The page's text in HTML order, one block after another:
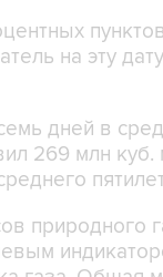
на эту
дней в
269 млн куб.
природного